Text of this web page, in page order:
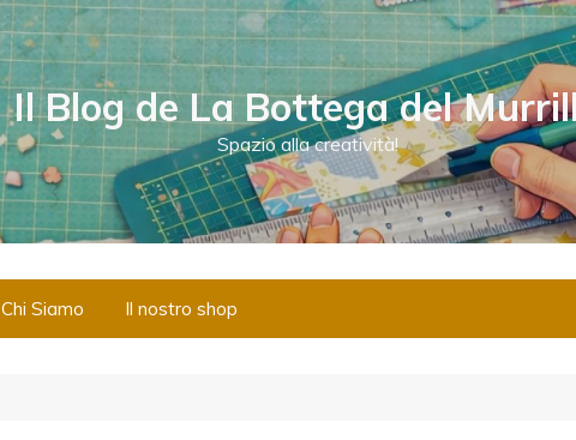
Il Blog de La Bottega del
Spazio alla creatività!
Chi Siamo Il nostro shop